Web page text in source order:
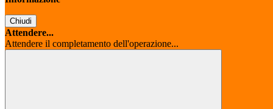
Chiudi
Attendere...
Attendere il completamento dell'operazione...